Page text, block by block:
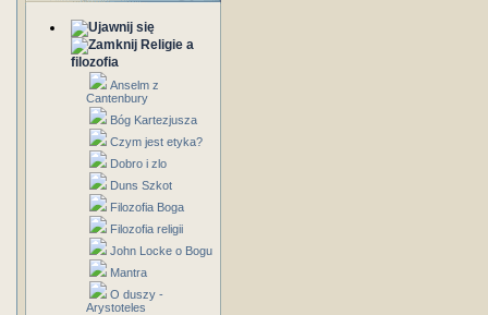
Religie a
filozofia
Anselm z
Cantenbury
Bóg Kartezjusza
Czym jest etyka?
Dobro i zlo
Duns Szkot
Filozofia Boga
Filozofia religii
John Locke o Bogu
Mantra
O duszy -
Arystoteles